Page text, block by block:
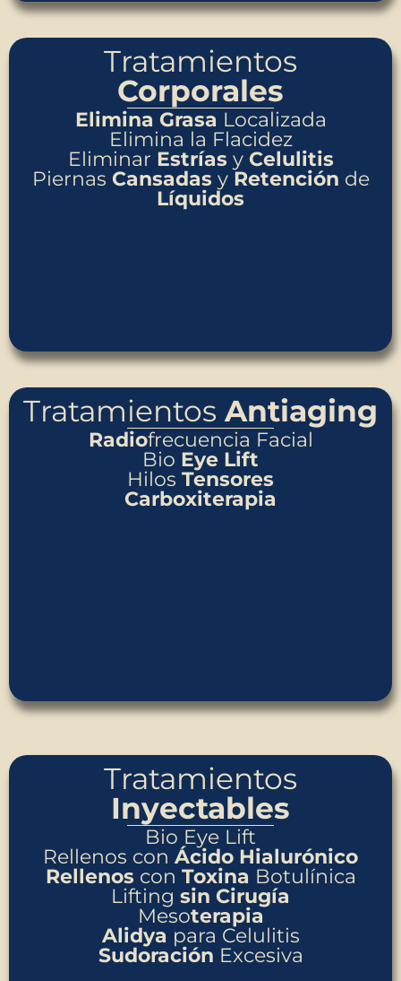
Tratamientos
Corporales
Elimina Grasa Localizada
Elimina la Flacidez
Eliminar Estrías y Celulitis
Piernas Cansadas y Retención de
Líquidos
Tratamientos Antiaging
Radiofrecuencia Facial
Bio Eye Lift
Hilos Tensores
Carboxiterapia
Tratamientos
Inyectables
Bio Eye Lift
Rellenos con Ácido Hialurónico
Rellenos con Toxina Botulínica
Lifting sin Cirugía
Mesoterapia
Alidya para Celulitis
Sudoración Excesiva